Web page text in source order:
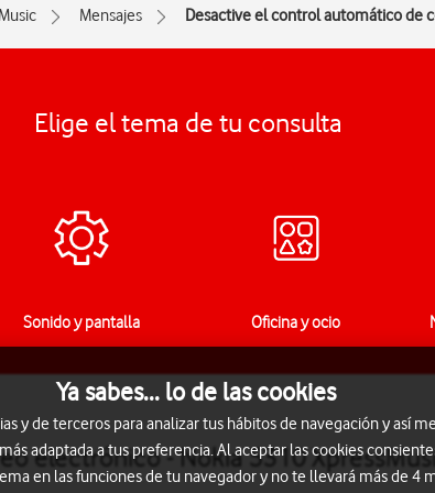
Mensajes Desactive el control automático de
Elige el tema de tu consulta
Sonido y pantalla Oficina y ocio
electrónico - Nokia 5310
Ya sabes... lo de las cookies
y de terceros para analizar tus hábitos de navegación y así
adaptada a tus preferencia. Al aceptar las cookies
en las funciones de tu navegador y no te llevará más de 4